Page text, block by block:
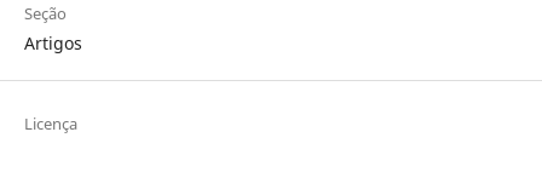
Seção
Artigos
Licença